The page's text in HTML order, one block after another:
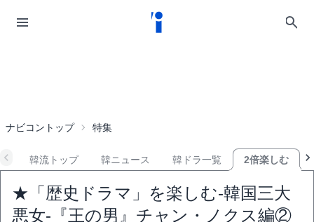
ナビコントップ 特集
韓流トップ 韓ニュース 韓ドラ一覧 2倍楽しむ
★「歴史ドラマ」を楽しむ-韓国三大
悪女-『王の男』チャン・ノクス編②